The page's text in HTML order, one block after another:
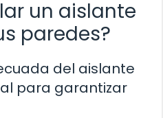
un aislante
paredes?
del aislante
para garantizar